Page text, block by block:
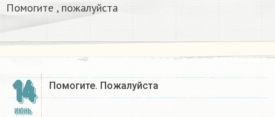
Помогите , пожалуйста
14
ИЮНЬ
Помогите. Пожалуйста